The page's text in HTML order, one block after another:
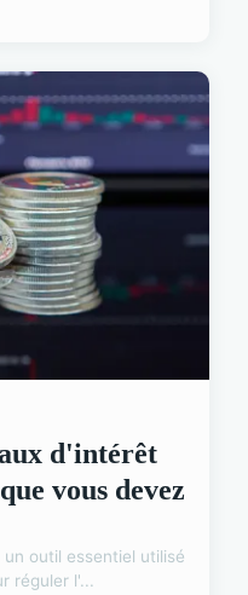
d'intérêt
vous devez
outil essentiel utilisé
réguler l'...